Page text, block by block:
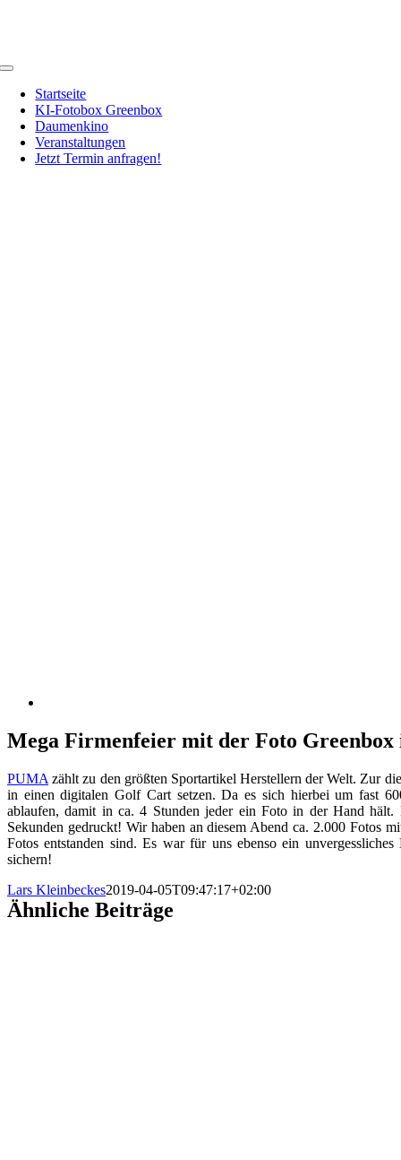
Toggle
NavigationStartseite
KI-Fotobox Greenbox
Daumenkino
Veranstaltungen
Jetzt Termin anfragen!
Mega Firmenfeier mit der Foto
PUMA zählt zu den größten Sportartikel Herstellern der Welt. Zur
in einen digitalen Golf Cart setzen. Da es sich hierbei um fast
ablaufen, damit in ca. 4 Stunden jeder ein Foto in der Hand
Sekunden gedruckt! Wir haben an diesem Abend ca. 2.000 Fotos
Fotos entstanden sind. Es war für uns ebenso ein
sichern!
Lars Kleinbeckes2019-04-05T09:47:17+02:00
Ähnliche Beiträge